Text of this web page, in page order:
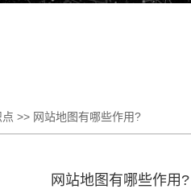
>> 网站地图有哪些作用?
网站地图有哪些作用?